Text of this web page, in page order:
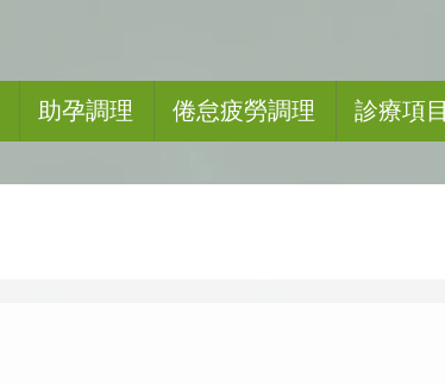
助孕調理 倦怠疲勞調理 診療項目